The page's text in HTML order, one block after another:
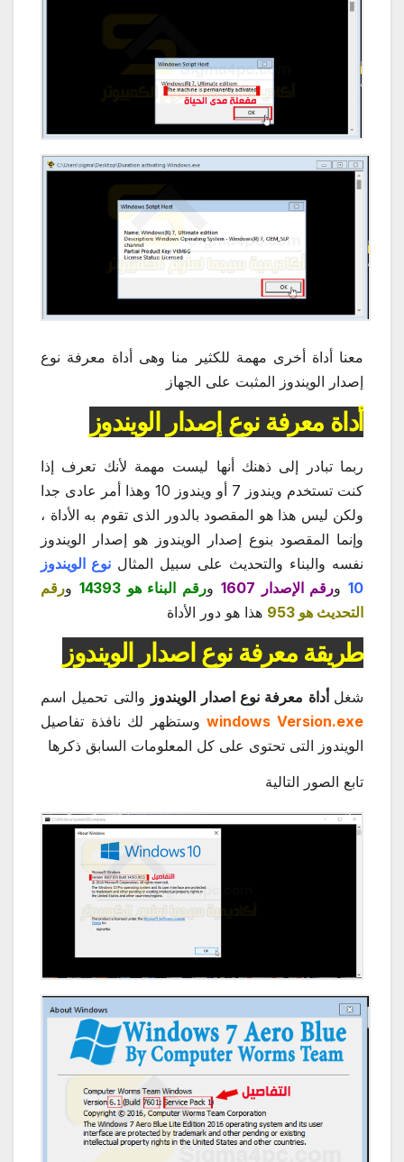
معنا أداة أخرى مهمة للكثير منا وهى أداة معرفة نوع
إصدار الويندوز المثبت على الجهاز
أداة معرفة نوع إصدار الويندوز
ربما تبادر إلى ذهنك أنها ليست مهمة لأنك تعرف إذا
كنت تستخدم ويندوز 7 أو ويندوز 10 وهذا أمر عادى جدا
ولكن ليس هذا هو المقصود بالدور الذى تقوم به الأداة ،
وإنما المقصود بنوع إصدار الويندوز هو إصدار الويندوز
نفسه والبناء والتحديث على سبيل المثال نوع الويندوز
10 ورقم الإصدار 1607 ورقم البناء هو 14393 ورقم
التحديث هو 953
هذا هو دور الأداة
طريقة معرفة نوع اصدار الويندوز
شغل أداة معرفة نوع اصدار الويندوز والتى تحميل اسم
windows Version.exeوستظهر لك نافذة تفاصيل
الويندوز التى تحتوى على كل المعلومات السابق ذكرها
تابع الصور التالية